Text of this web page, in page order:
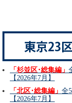
「杉並区･総集編」
【2026年7月】
「北区･総集編」 全
【2026年7月】